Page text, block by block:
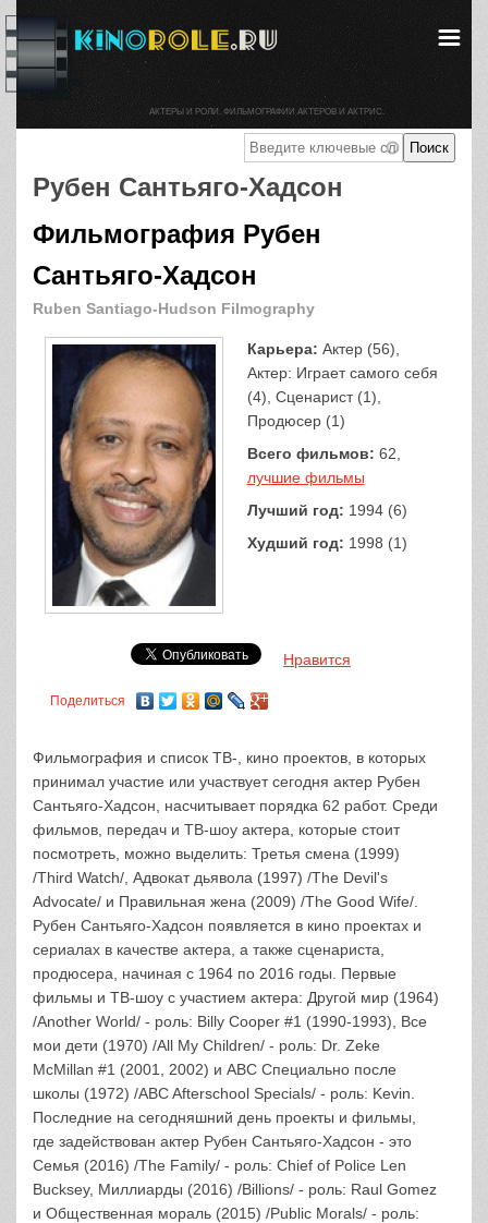
Рубен Сантьяго-Хадсон
Фильмография Рубен
Сантьяго-Хадсон
Ruben Santiago-Hudson Filmography
Карьера: Актер (56),
Актер: Играет самого себя
(4), Сценарист (1),
Продюсер (1)
Всего фильмов: 62,
лучшие фильмы
Лучший год: 1994 (6)
Худший год: 1998 (1)
Нравится
Поделиться
Фильмография и список ТВ-, кино проектов, в которых
принимал участие или участвует сегодня актер Рубен
Сантьяго-Хадсон, насчитывает порядка 62 работ. Среди
фильмов, передач и ТВ-шоу актера, которые стоит
посмотреть, можно выделить: Третья смена (1999)
/Third Watch/, Адвокат дьявола (1997) /The Devil's
Advocate/ и Правильная жена (2009) /The Good Wife/.
Рубен Сантьяго-Хадсон появляется в кино проектах и
сериалах в качестве актера, а также сценариста,
продюсера, начиная с 1964 по 2016 годы. Первые
фильмы и ТВ-шоу с участием актера: Другой мир (1964)
/Another World/ - роль: Billy Cooper #1 (1990-1993), Все
мои дети (1970) /All My Children/ - роль: Dr. Zeke
McMillan #1 (2001, 2002) и ABC Специально после
школы (1972) /ABC Afterschool Specials/ - роль: Kevin.
Последние на сегодняшний день проекты и фильмы,
где задействован актер Рубен Сантьяго-Хадсон - это
Семья (2016) /The Family/ - роль: Chief of Police Len
Bucksey, Миллиарды (2016) /Billions/ - роль: Raul Gomez
и Общественная мораль (2015) /Public Morals/ - роль:
АКТЕРЫ И РОЛИ. ФИЛЬМОГРАФИИ АКТЕРОВ И АКТРИС.